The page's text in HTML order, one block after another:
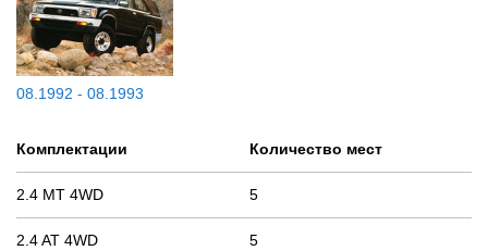
08.1992 - 08.1993
Комплектации Количество мест
2.4 MT 4WD 5
2.4 AT 4WD 5